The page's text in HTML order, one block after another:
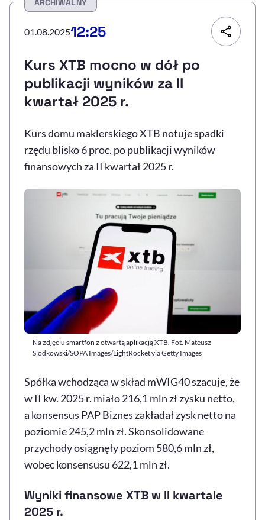
Sprawdź, jak i dlaczego zwiększamy dostępność
Deklaracja dostępności, otwiera się w nowym oknie
Zgłoś problem
ARCHIWALNY
01.08.202512:25
Kurs XTB mocno w dół po
publikacji wyników za II
kwartał 2025 r.
Kurs domu maklerskiego XTB notuje spadki
rzędu blisko 6 proc. po publikacji wyników
finansowych za II kwartał 2025 r.
Na zdjęciu smartfon z otwartą aplikacją XTB. Fot. Mateusz
Slodkowski/SOPA Images/LightRocket via Getty Images
Spółka wchodząca w skład mWIG40 szacuje, że
w II kw. 2025 r. miało 216,1 mln zł zysku netto,
a konsensus PAP Biznes zakładał zysk netto na
poziomie 245,2 mln zł. Skonsolidowane
przychody osiągnęły poziom 580,6 mln zł,
wobec konsensusu 622,1 mln zł.
Wyniki finansowe XTB w II kwartale
2025 r.